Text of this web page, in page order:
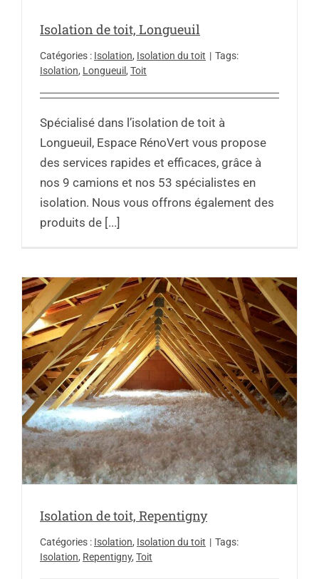
Isolation de toit, Longueuil
Catégories : Isolation, Isolation du toit | Tags:
Isolation, Longueuil , Toit
Spécialisé dans l’isolation de toit à
Longueuil, Espace RénoVert vous propose
des services rapides et efficaces, grâce à
nos 9 camions et nos 53 spécialistes en
isolation. Nous vous offrons également des
produits de [...]
Isolation de toit, Repentigny
Catégories : Isolation, Isolation du toit | Tags:
Isolation, Repentigny, Toit